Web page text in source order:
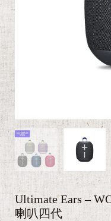
Ultimate Ears –
喇叭四代